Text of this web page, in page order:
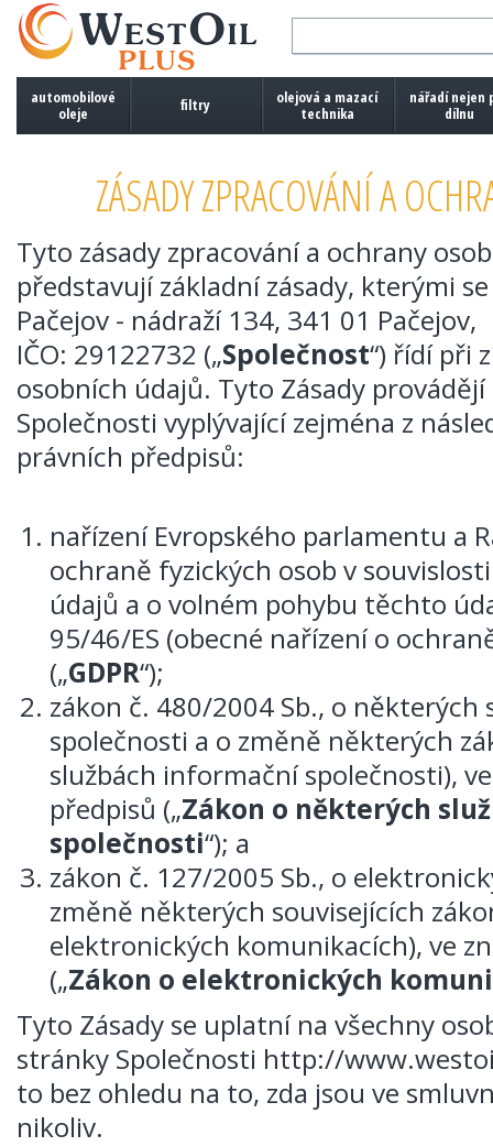
automobilové
oleje
filtry
olejová a mazací
technika
nářadí nejen
dílnu
ZÁSADY ZPRACOVÁNÍ A
Tyto zásady zpracování a ochrany
představují základní zásady, kterými se
Pačejov - nádraží 134, 341 01 Pačejov,
IČO: 29122732 („Společnost“) řídí při
osobních údajů. Tyto Zásady
Společnosti vyplývající zejména z
právních předpisů:
nařízení Evropského parlamentu a
ochraně fyzických osob v
údajů a o volném pohybu těchto
95/46/ES (obecné nařízení o
(„GDPR“);
zákon č. 480/2004 Sb., o
společnosti a o změně některých
službách informační společnosti),
předpisů („Zákon o některých
společnosti“); a
zákon č. 127/2005 Sb., o
změně některých souvisejících
elektronických komunikacích), ve
(„Zákon o elektronických
Tyto Zásady se uplatní na všechny
stránky Společnosti http://
to bez ohledu na to, zda jsou ve
nikoliv.